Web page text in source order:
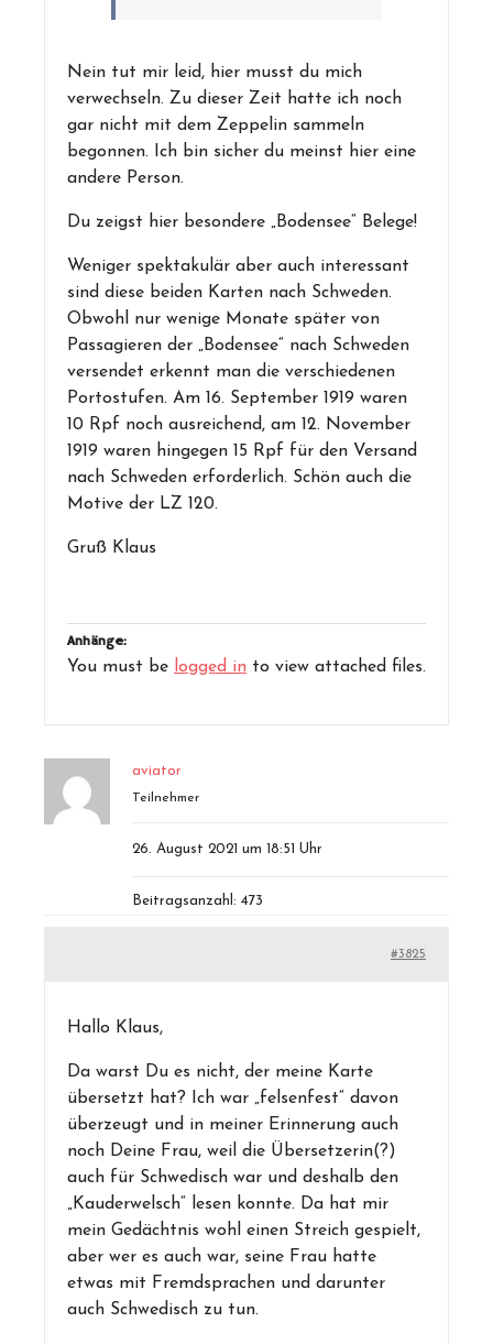
Nein tut mir leid, hier musst du mich
verwechseln. Zu dieser Zeit hatte ich noch
gar nicht mit dem Zeppelin sammeln
begonnen. Ich bin sicher du meinst hier eine
andere Person.
Du zeigst hier besondere „Bodensee“ Belege!
Weniger spektakulär aber auch interessant
sind diese beiden Karten nach Schweden.
Obwohl nur wenige Monate später von
Passagieren der „Bodensee“ nach Schweden
versendet erkennt man die verschiedenen
Portostufen. Am 16. September 1919 waren
10 Rpf noch ausreichend, am 12. November
1919 waren hingegen 15 Rpf für den Versand
nach Schweden erforderlich. Schön auch die
Motive der LZ 120.
Gruß Klaus
Anhänge:
You must be logged in to view attached files.
aviator
Teilnehmer
26. August 2021 um 18:51 Uhr
Beitragsanzahl: 473
#3825
Hallo Klaus,
Da warst Du es nicht, der meine Karte
übersetzt hat? Ich war „felsenfest“ davon
überzeugt und in meiner Erinnerung auch
noch Deine Frau, weil die Übersetzerin(?)
auch für Schwedisch war und deshalb den
„Kauderwelsch“ lesen konnte. Da hat mir
mein Gedächtnis wohl einen Streich gespielt,
aber wer es auch war, seine Frau hatte
etwas mit Fremdsprachen und darunter
auch Schwedisch zu tun.